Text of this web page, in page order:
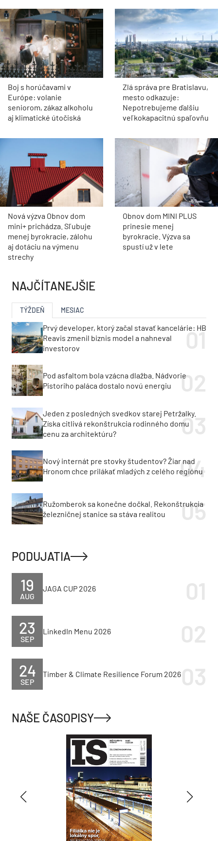
Boj s horúčavami v
Európe: volanie
seniorom, zákaz alkoholu
aj klimatické útočiská
Zlá správa pre Bratislavu,
mesto odkazuje:
Nepotrebujeme ďalšiu
veľkokapacitnú spaľovňu
Nová výzva Obnov dom
mini+ prichádza. Sľubuje
menej byrokracie, zálohu
aj dotáciu na výmenu
strechy
Obnov dom MINI PLUS
prinesie menej
byrokracie. Výzva sa
spustí už v lete
NAJČÍTANEJŠIE
TÝŽDEŇ MESIAC
Prvý developer, ktorý začal stavať kancelárie: HB
Reavis zmenil biznis model a nahneval
investorov
Pod asfaltom bola vzácna dlažba. Nádvorie
Pistoriho paláca dostalo novú energiu
Jeden z posledných svedkov starej Petržalky.
Získa citlivá rekonštrukcia rodinného domu
cenu za architektúru?
Nový internát pre stovky študentov? Žiar nad
Hronom chce prilákať mladých z celého regiónu
Ružomberok sa konečne dočkal. Rekonštrukcia
železničnej stanice sa stáva realitou
PODUJATIA
AUG
19 JAGA CUP 2026
SEP
23 LinkedIn Menu 2026
SEP
24 Timber & Climate Resilience Forum 2026
NAŠE ČASOPISY